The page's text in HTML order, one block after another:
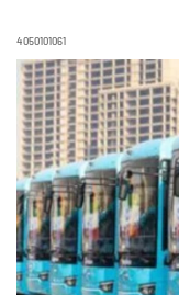
4050101061